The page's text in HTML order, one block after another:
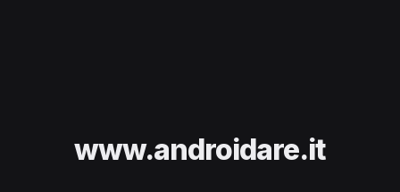
www.androidare.it